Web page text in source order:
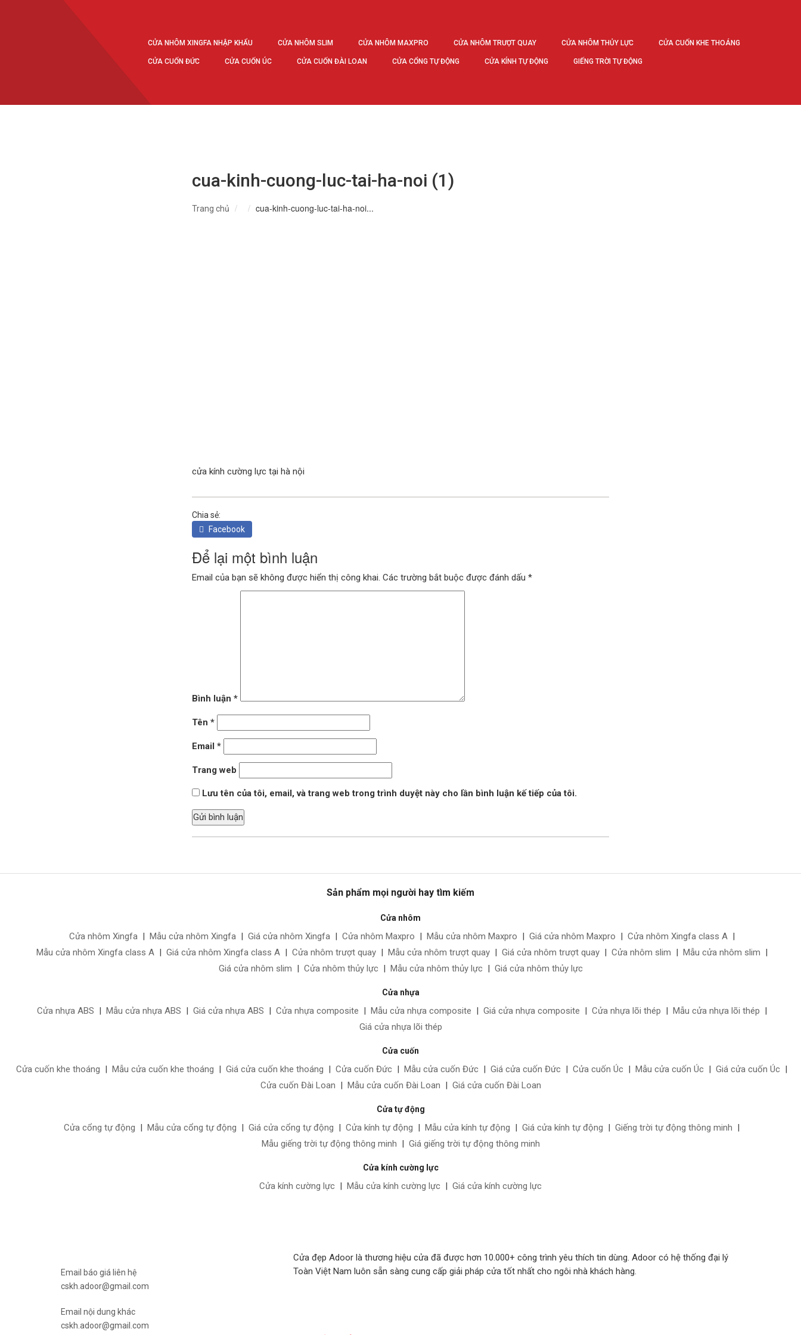
CỬA NHÔM XINGFA NHẬP KHẨU CỬA NHÔM SLIM CỬA NHÔM MAXPRO CỬA NHÔM TRƯỢT QUAY CỬA NHÔM THỦY LỰC CỬA CUỐN KHE THOÁNG
CỬA CUỐN ĐỨC CỬA CUỐN ÚC CỬA CUỐN ĐÀI LOAN CỬA CỔNG TỰ ĐỘNG CỬA KÍNH TỰ ĐỘNG GIẾNG TRỜI TỰ ĐỘNG
cua-kinh-cuong-luc-tai-ha-noi (1)
Trang chủ cua-kinh-cuong-luc-tai-ha-noi...
cửa kính cường lực tại hà nội
Chia sẻ:
Facebook
Để lại một bình luận
Email của bạn sẽ không được hiển thị công khai. Các trường bắt buộc được đánh dấu *
Bình luận *
Tên *
Email *
Trang web
Lưu tên của tôi, email, và trang web trong trình duyệt này cho lần bình luận kế tiếp của tôi.
Sản phẩm mọi người hay tìm kiếm
Cửa nhôm
Cửa nhôm Xingfa | Mẫu cửa nhôm Xingfa | Giá cửa nhôm Xingfa | Cửa nhôm Maxpro | Mẫu cửa nhôm Maxpro | Giá cửa nhôm Maxpro | Cửa nhôm Xingfa class A |
Mẫu cửa nhôm Xingfa class A | Giá cửa nhôm Xingfa class A | Cửa nhôm trượt quay | Mẫu cửa nhôm trượt quay | Giá cửa nhôm trượt quay | Cửa nhôm slim | Mẫu cửa nhôm slim |
Giá cửa nhôm slim | Cửa nhôm thủy lực | Mẫu cửa nhôm thủy lực | Giá cửa nhôm thủy lực
Cửa nhựa
Cửa nhựa ABS | Mẫu cửa nhựa ABS | Giá cửa nhựa ABS | Cửa nhựa composite | Mẫu cửa nhựa composite | Giá cửa nhựa composite | Cửa nhựa lõi thép | Mẫu cửa nhựa lõi thép |
Giá cửa nhựa lõi thép
Cửa cuốn
Cửa cuốn khe thoáng | Mẫu cửa cuốn khe thoáng | Giá cửa cuốn khe thoáng | Cửa cuốn Đức | Mẫu cửa cuốn Đức | Giá cửa cuốn Đức | Cửa cuốn Úc | Mẫu cửa cuốn Úc | Giá cửa cuốn Úc |
Cửa cuốn Đài Loan | Mẫu cửa cuốn Đài Loan | Giá cửa cuốn Đài Loan
Cửa tự động
Cửa cổng tự động | Mẫu cửa cổng tự động | Giá cửa cổng tự động | Cửa kính tự động | Mẫu cửa kính tự động | Giá cửa kính tự động | Giếng trời tự động thông minh |
Mẫu giếng trời tự động thông minh | Giá giếng trời tự động thông minh
Cửa kính cường lực
Cửa kính cường lực | Mẫu cửa kính cường lực | Giá cửa kính cường lực
Email báo giá liên hệ
cskh.adoor@gmail.com
Email nội dung khác
cskh.adoor@gmail.com
Cửa đẹp Adoor là thương hiệu cửa đã được hơn 10.000+ công trình yêu thích tin dùng. Adoor có hệ thống đại lý
Toàn Việt Nam luôn sẵn sàng cung cấp giải pháp cửa tốt nhất cho ngôi nhà khách hàng.